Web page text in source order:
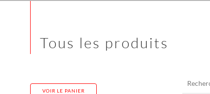
Tous les produits
pour :
VOIR LE PANIER